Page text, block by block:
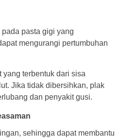
pasta gigi yang
mengurangi pertumbuhan
terbentuk dari sisa
Jika tidak dibersihkan, plak
dan penyakit gusi.
sehingga dapat membantu